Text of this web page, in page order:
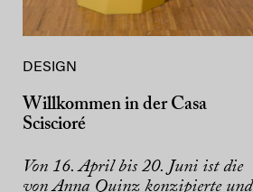
DESIGN
Willkommen in der Casa
Sciscioré
Von 16. April bis 20. Juni ist die
von Anna Quinz konzipierte und